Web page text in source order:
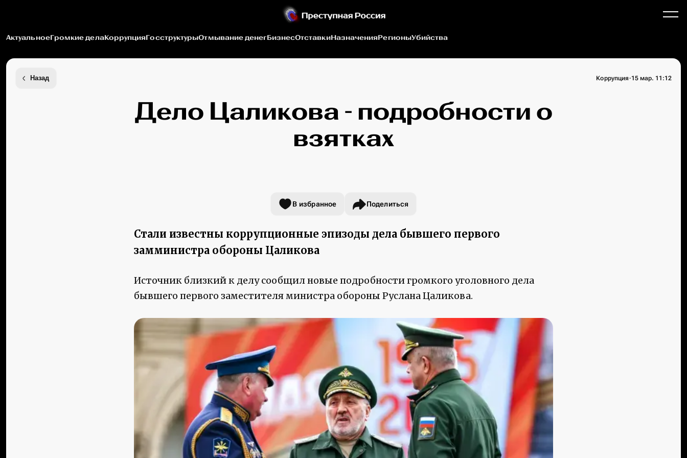
АктуальноеГромкие делаКоррупцияГосструктурыОтмывание денегБизнесОтставкиНазначенияРегионыУбийства
Назад Коррупция·15 мар. 11:12
Дело Цаликова - подробности о
взятках
В избранное Поделиться
Стали известны коррупционные эпизоды дела бывшего первого
замминистра обороны Цаликова
Источник близкий к делу сообщил новые подробности громкого уголовного дела
бывшего первого заместителя министра обороны Руслана Цаликова.